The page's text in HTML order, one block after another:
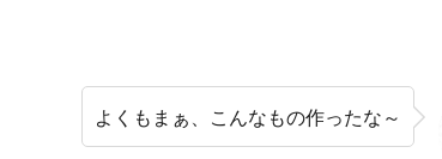
よくもまぁ、こんなもの作ったな～